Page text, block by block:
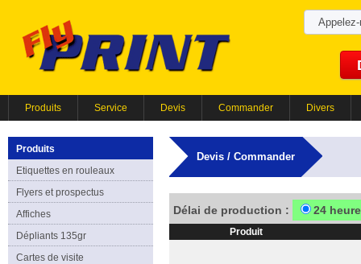
Produits Service Devis Commander Divers
Produits
Etiquettes en rouleaux
Flyers et prospectus
Affiches
Dépliants 135gr
Cartes de visite
Devis / Commander
Délai de production : 24
Produit